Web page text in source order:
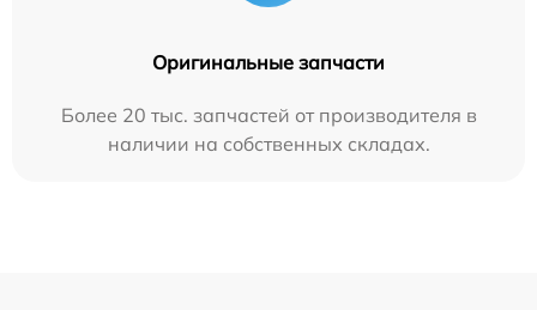
Оригинальные запчасти
Более 20 тыс. запчастей от производителя в
наличии на собственных складах.